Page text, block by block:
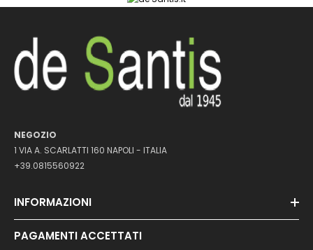
NEGOZIO
1 VIA A. SCARLATTI 160 NAPOLI - ITALIA
+39.0815560922
INFORMAZIONI
PAGAMENTI ACCETTATI